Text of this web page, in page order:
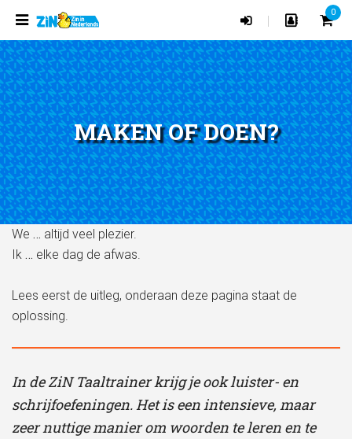
MAKEN OF DOEN?
We … altijd veel plezier.
Ik … elke dag de afwas.
Lees eerst de uitleg, onderaan deze pagina staat de
oplossing.
In de ZiN Taaltrainer krijg je ook luister- en
schrijfoefeningen. Het is een intensieve, maar
zeer nuttige manier om woorden te leren en te
|
0